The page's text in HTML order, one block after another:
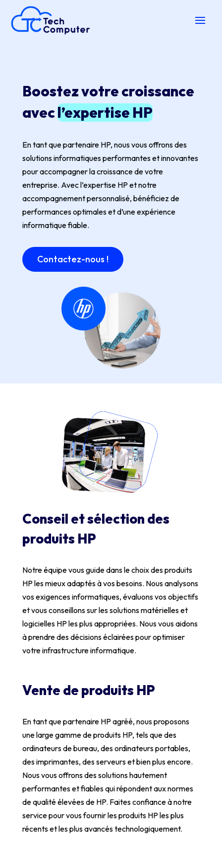
Boostez votre croissance
avecl’expertise HP
En tant que partenaire HP, nous vous offrons des
solutions informatiques performantes et innovantes
pour accompagner la croissance de votre
entreprise. Avec l’expertise HP et notre
accompagnement personnalisé, bénéficiez de
performances optimales et d’une expérience
informatique fiable.
Contactez-nous !
Conseil et sélection des
produits HP
Notre équipe vous guide dans le choix des produits
HP les mieux adaptés à vos besoins. Nous analysons
vos exigences informatiques, évaluons vos objectifs
et vous conseillons sur les solutions matérielles et
logicielles HP les plus appropriées. Nous vous aidons
à prendre des décisions éclairées pour optimiser
votre infrastructure informatique.
Vente de produits HP
En tant que partenaire HP agréé, nous proposons
une large gamme de produits HP, tels que des
ordinateurs de bureau, des ordinateurs portables,
des imprimantes, des serveurs et bien plus encore.
Nous vous offrons des solutions hautement
performantes et fiables qui répondent aux normes
de qualité élevées de HP. Faites confiance à notre
service pour vous fournir les produits HP les plus
récents et les plus avancés technologiquement.